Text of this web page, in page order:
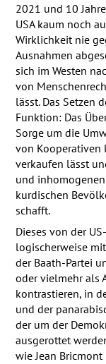
2021 und 10
USAkaum noch
Wirklichkeit nie
Ausnahmen
sich im Westen
von
lässt. Das Setzen
Funktion: Das
Sorge um die
von Kooperativen
verkaufen lässt
und
kurdischen
schafft.
Dieses von der
logischerweise
der Baath-Partei
oder vielmehr als
kontrastieren, in
und der
der um der
ausgerottet
wie Jean